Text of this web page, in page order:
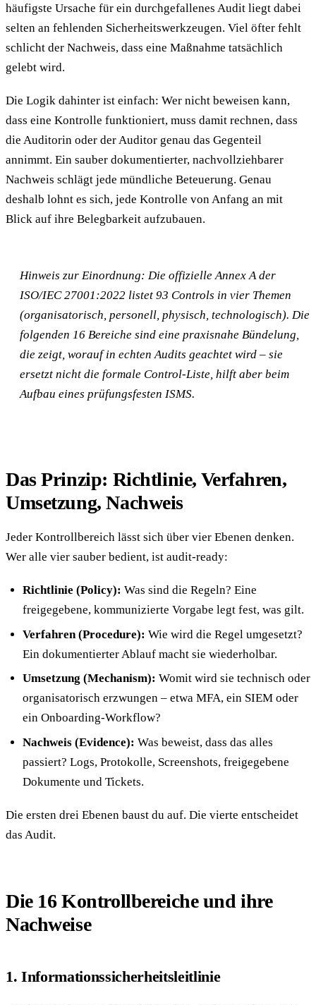
häufigste Ursache für ein durchgefallenes Audit liegt dabei
selten an fehlenden Sicherheitswerkzeugen. Viel öfter fehlt
schlicht der Nachweis, dass eine Maßnahme tatsächlich
gelebt wird.
Die Logik dahinter ist einfach: Wer nicht beweisen kann,
dass eine Kontrolle funktioniert, muss damit rechnen, dass
die Auditorin oder der Auditor genau das Gegenteil
annimmt. Ein sauber dokumentierter, nachvollziehbarer
Nachweis schlägt jede mündliche Beteuerung. Genau
deshalb lohnt es sich, jede Kontrolle von Anfang an mit
Blick auf ihre Belegbarkeit aufzubauen.
Hinweis zur Einordnung: Die offizielle Annex A der
ISO/IEC 27001:2022 listet 93 Controls in vier Themen
(organisatorisch, personell, physisch, technologisch). Die
folgenden 16 Bereiche sind eine praxisnahe Bündelung,
die zeigt, worauf in echten Audits geachtet wird – sie
ersetzt nicht die formale Control-Liste, hilft aber beim
Aufbau eines prüfungsfesten ISMS.
Das Prinzip: Richtlinie, Verfahren,
Umsetzung, Nachweis
Jeder Kontrollbereich lässt sich über vier Ebenen denken.
Wer alle vier sauber bedient, ist audit-ready:
Richtlinie (Policy): Was sind die Regeln? Eine
freigegebene, kommunizierte Vorgabe legt fest, was gilt.
Verfahren (Procedure): Wie wird die Regel umgesetzt?
Ein dokumentierter Ablauf macht sie wiederholbar.
Umsetzung (Mechanism): Womit wird sie technisch oder
organisatorisch erzwungen – etwa MFA, ein SIEM oder
ein Onboarding-Workflow?
Nachweis (Evidence): Was beweist, dass das alles
passiert? Logs, Protokolle, Screenshots, freigegebene
Dokumente und Tickets.
Die ersten drei Ebenen baust du auf. Die vierte entscheidet
das Audit.
Die 16 Kontrollbereiche und ihre
Nachweise
1. Informationssicherheitsleitlinie